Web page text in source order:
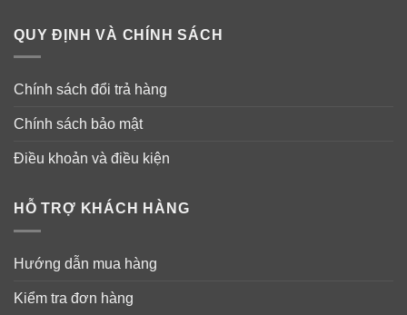
QUY ĐỊNH VÀ CHÍNH SÁCH
Chính sách đổi trả hàng
Chính sách bảo mật
Điều khoản và điều kiện
HỖ TRỢ KHÁCH HÀNG
Hướng dẫn mua hàng
Kiểm tra đơn hàng